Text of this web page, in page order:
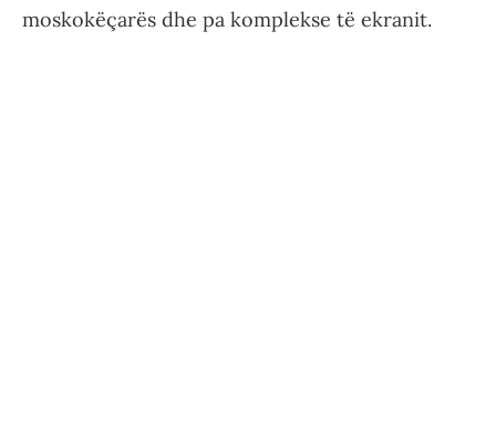
moskokëçarës dhe pa komplekse të ekranit.